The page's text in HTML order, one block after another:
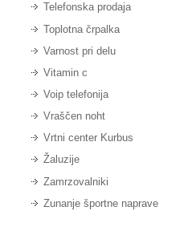
Telefonska prodaja
Toplotna črpalka
Varnost pri delu
Vitamin c
Voip telefonija
Vraščen noht
Vrtni center Kurbus
Žaluzije
Zamrzovalniki
Zunanje športne naprave